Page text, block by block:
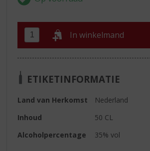
In winkelmand
ETIKETINFORMATIE
Land van Herkomst
Nederland
Inhoud
50 CL
Alcoholpercentage
35% vol